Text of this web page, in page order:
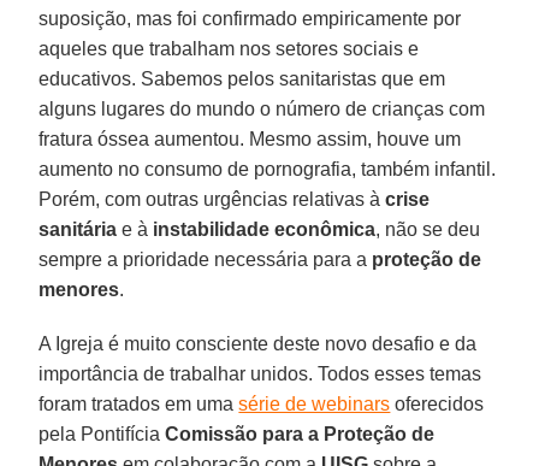
suposição, mas foi confirmado empiricamente por
aqueles que trabalham nos setores sociais e
educativos. Sabemos pelos sanitaristas que em
alguns lugares do mundo o número de crianças com
fratura óssea aumentou. Mesmo assim, houve um
aumento no consumo de pornografia, também infantil.
Porém, com outras urgências relativas àcrise
sanitária e à instabilidade econômica, não se deu
sempre a prioridade necessária para a proteção de
menores.
A Igreja é muito consciente deste novo desafio e da
importância de trabalhar unidos. Todos esses temas
foram tratados em umasérie de webinars oferecidos
pela PontifíciaComissão para a Proteção de